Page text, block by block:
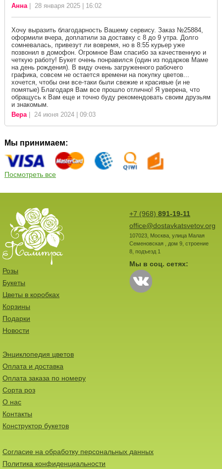
Анна| 28 января 2025 | 16:02
Хочу выразить благодарность Вашему сервису. Заказ №25884,
оформили вчера, доплатили за доставку с 8 до 9 утра. Долго
сомневалась, привезут ли вовремя, но в 8:55 курьер уже
позвонил в домофон. Огромное Вам спасибо за качественную и
четкую работу! Букет очень понравился (один из подарков Маме
на день рождения). В виду очень загруженного рабочего
графика, совсем не остается времени на покупку цветов...
хочется, чтобы они все-таки были свежие и красивые (и не
помятые) Благодаря Вам все прошло отлично! Я уверена, что
обращусь к Вам еще и точно буду рекомендовать своим друзьям
и знакомым.
Вера| 24 июня 2024 | 09:03
Мы принимаем:
Посмотреть все
+7 (968) 891-19-11
office@dostavkatsvetov.org
107023, Москва, улица Малая
Семеновская , дом 9, строение
8, подъезд 1
Мы в соц. сетях:
Розы
Букеты
Цветы в коробках
Корзины
Подарки
Новости
Энциклопедия цветов
Оплата и доставка
Оплата заказа по номеру
Сорта роз
О нас
Контакты
Конструктор букетов
Согласие на обработку персональных данных
Политика конфиденциальности